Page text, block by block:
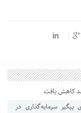
هلدینگ اقتصادی پیگیر سرمایه‌گذاری در